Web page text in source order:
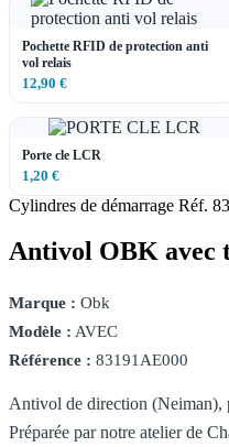
Pochette RFID de protection anti
vol relais
12,90 €
Porte cle LCR
1,20 €
Cylindres de démarrage Réf.
Antivol OBK avec
Marque : Obk
Modèle : AVEC
Référence : 83191AE000
Antivol de direction (Neiman),
Préparée par notre atelier de